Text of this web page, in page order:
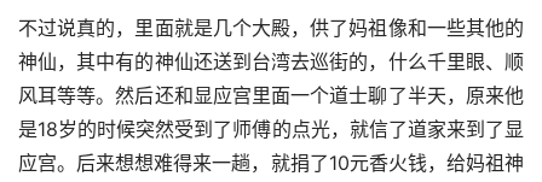
不过说真的，里面就是几个大殿，供了妈祖像和一些其他的
神仙，其中有的神仙还送到台湾去巡街的，什么千里眼、顺
风耳等等。然后还和显应宫里面一个道士聊了半天，原来他
是18岁的时候突然受到了师傅的点光，就信了道家来到了显
应宫。后来想想难得来一趟，就捐了10元香火钱，给妈祖神